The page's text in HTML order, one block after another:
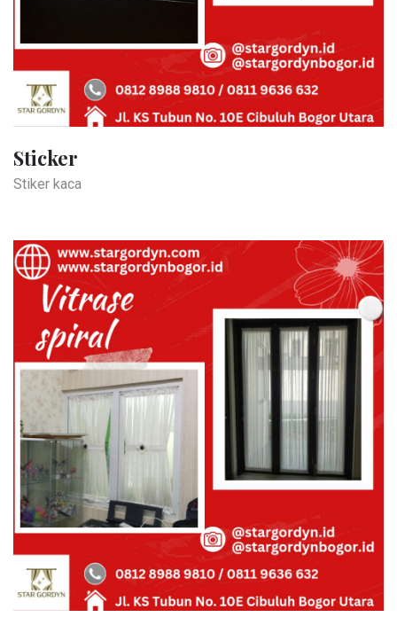
Sticker
Stiker kaca